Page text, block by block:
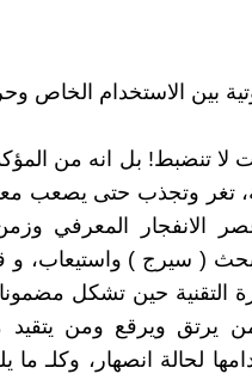
بين الاستخدام الخاص
لا تنضبط! بل انه من
تغر وتجذب حتى يصعب
الانفجار المعرفي
( سيرج ) واستيعاب، و
التقنية حين تشكل
يرتق ويرقع ومن يتقيد
لحالة انصهار، وكلـ